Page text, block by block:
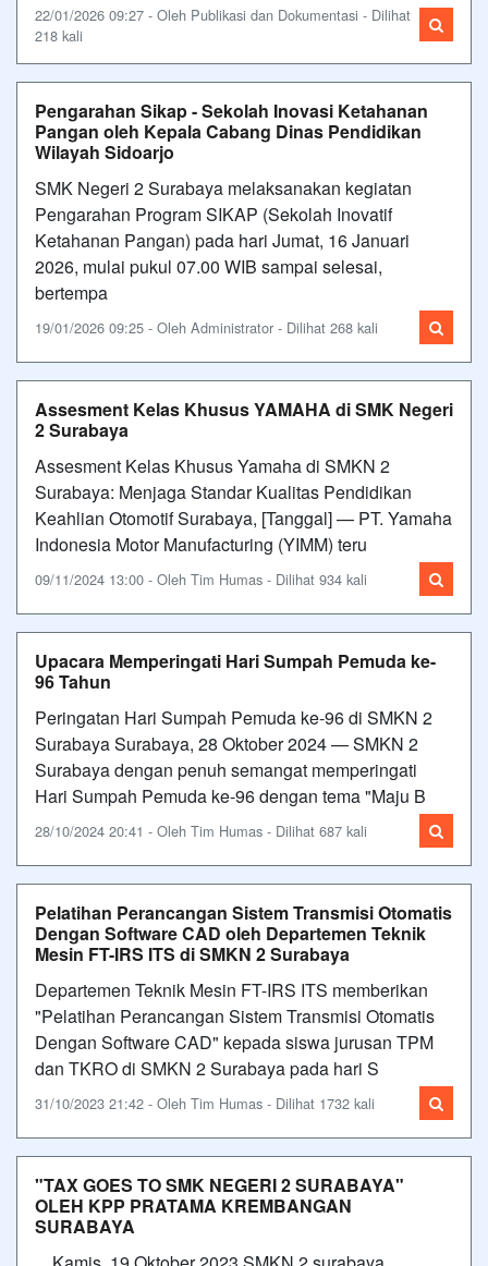
22/01/2026 09:27 - Oleh Publikasi dan Dokumentasi - Dilihat
218 kali
Pengarahan Sikap - Sekolah Inovasi Ketahanan
Pangan oleh Kepala Cabang Dinas Pendidikan
Wilayah Sidoarjo
SMK Negeri 2 Surabaya melaksanakan kegiatan
Pengarahan Program SIKAP (Sekolah Inovatif
Ketahanan Pangan) pada hari Jumat, 16 Januari
2026, mulai pukul 07.00 WIB sampai selesai,
bertempa
19/01/2026 09:25 - Oleh Administrator - Dilihat 268 kali
Assesment Kelas Khusus YAMAHA di SMK Negeri
2 Surabaya
Assesment Kelas Khusus Yamaha di SMKN 2
Surabaya: Menjaga Standar Kualitas Pendidikan
Keahlian Otomotif Surabaya, [Tanggal] — PT. Yamaha
Indonesia Motor Manufacturing (YIMM) teru
09/11/2024 13:00 - Oleh Tim Humas - Dilihat 934 kali
Upacara Memperingati Hari Sumpah Pemuda ke-
96 Tahun
Peringatan Hari Sumpah Pemuda ke-96 di SMKN 2
Surabaya Surabaya, 28 Oktober 2024 — SMKN 2
Surabaya dengan penuh semangat memperingati
Hari Sumpah Pemuda ke-96 dengan tema "Maju B
28/10/2024 20:41 - Oleh Tim Humas - Dilihat 687 kali
Pelatihan Perancangan Sistem Transmisi Otomatis
Dengan Software CAD oleh Departemen Teknik
Mesin FT-IRS ITS di SMKN 2 Surabaya
Departemen Teknik Mesin FT-IRS ITS memberikan
"Pelatihan Perancangan Sistem Transmisi Otomatis
Dengan Software CAD" kepada siswa jurusan TPM
dan TKRO di SMKN 2 Surabaya pada hari S
31/10/2023 21:42 - Oleh Tim Humas - Dilihat 1732 kali
"TAX GOES TO SMK NEGERI 2 SURABAYA"
OLEH KPP PRATAMA KREMBANGAN
SURABAYA